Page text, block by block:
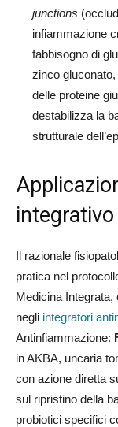
junctions
infiammazione
fabbisogno di
zinco
delle proteine
destabilizza la
strutturale
Il razionale
pratica nel
Medicina
negli integratori
Antinfiammazione:
in AKBA, uncaria
con azione diretta
sul ripristino della
probiotici specifici